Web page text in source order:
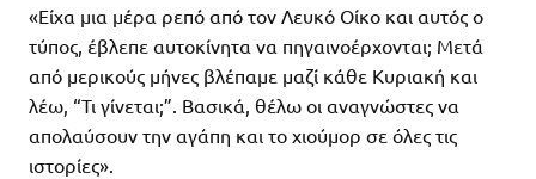
«Είχα μια μέρα ρεπό από τον Λευκό Οίκο και αυτός ο
τύπος, έβλεπε αυτοκίνητα να πηγαινοέρχονται; Μετά
από μερικούς μήνες βλέπαμε μαζί κάθε Κυριακή και
λέω, “Τι γίνεται;”. Βασικά, θέλω οι αναγνώστες να
απολαύσουν την αγάπη και το χιούμορ σε όλες τις
ιστορίες».